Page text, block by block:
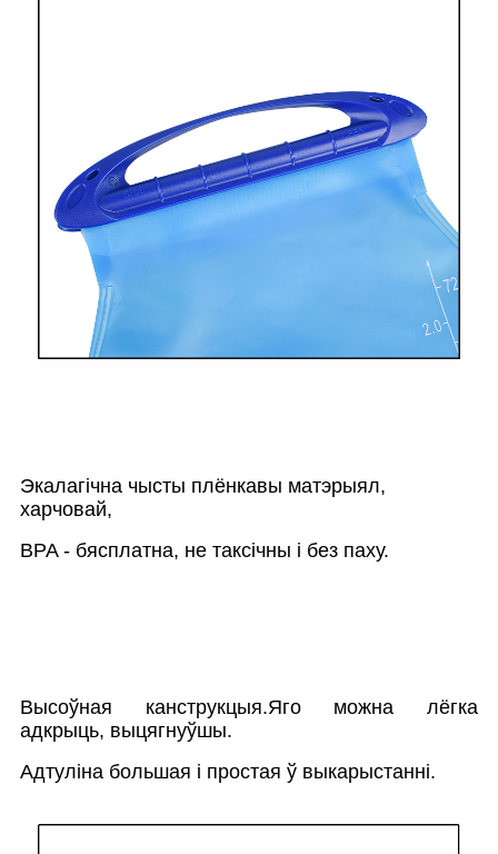
Экалагічна чысты плёнкавы матэрыял,
харчовай,
BPA - бясплатна, не таксічны і без паху.
Высоўная канструкцыя.Яго можна лёгка
адкрыць, выцягнуўшы.
Адтуліна большая і простая ў выкарыстанні.